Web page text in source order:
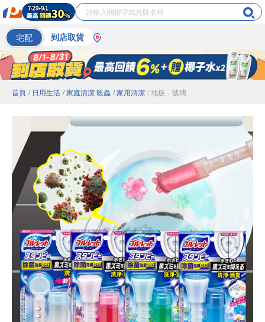
宅配 到店取貨
首頁 / 日用生活 / 家庭清潔 殺蟲 / 家用清潔 / 地板．玻璃